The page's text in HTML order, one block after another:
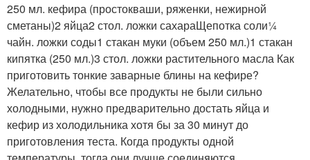
250 мл. кефира (простокваши, ряженки, нежирной
сметаны)2 яйца2 стол. ложки сахараЩепотка соли¼
чайн. ложки соды1 стакан муки (объем 250 мл.)1 стакан
кипятка (250 мл.)3 стол. ложки растительного масла Как
приготовить тонкие заварные блины на кефире?
Желательно, чтобы все продукты не были сильно
холодными, нужно предварительно достать яйца и
кефир из холодильника хотя бы за 30 минут до
приготовления теста. Когда продукты одной